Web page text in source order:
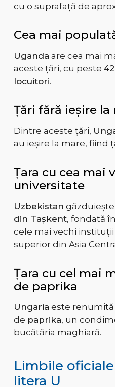
cu o suprafață de
Cea mai
Uganda are cea mai
aceste țări, cu peste
locuitori.
Țări fără ieșire la
Dintre aceste țări,
au ieșire la mare, fiind
Țara cu cea mai
universitate
Uzbekistan găzduiește
din Tașkent, fondată în
cele mai vechi
superior din Asia
Țara cu cel mai
de paprika
Ungaria este
de paprika, un
bucătăria maghiară.
Limbile
litera U